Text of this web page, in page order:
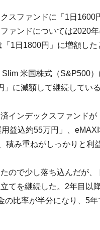
スファンドに「1日1600
ァンドについては2020
1日1800円」に増額した
米国株式（S&P500
に減額して継続してい
インデックスファンド
益込約55万円」、
み重ねがしっかりと利
ので少し落ち込んだが
てを継続した。2年目以
の比率が半分になり、5